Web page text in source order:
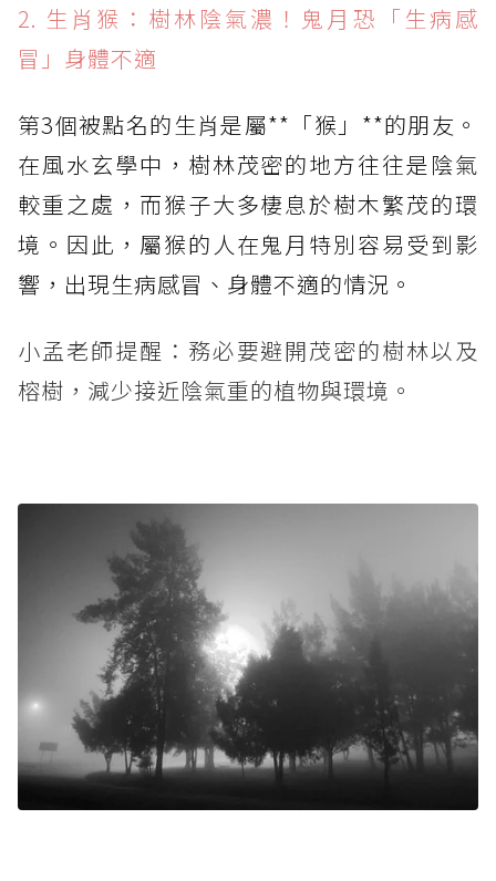
2. 生肖猴：樹林陰氣濃！鬼月恐「生病感
冒」身體不適
第3個被點名的生肖是屬**「猴」**的朋友。
在風水玄學中，樹林茂密的地方往往是陰氣
較重之處，而猴子大多棲息於樹木繁茂的環
境。因此，屬猴的人在鬼月特別容易受到影
響，出現生病感冒、身體不適的情況。
小孟老師提醒：務必要避開茂密的樹林以及
榕樹，減少接近陰氣重的植物與環境。